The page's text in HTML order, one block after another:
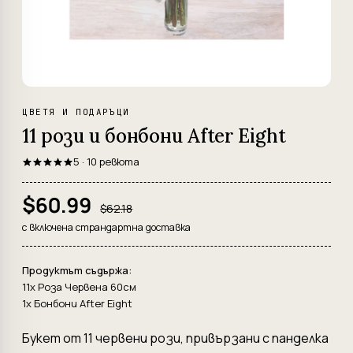
ЦВЕТЯ И ПОДАРЪЦИ
11 рози и бонбони After Eight
5 · 10 ревюта
$60.99 $62.18
с включена страндартна доставка
Продуктът съдържа:
11x Роза Червена 60см
1x Бонбони After Eight
Букет от 11 червени рози, привързани с панделка